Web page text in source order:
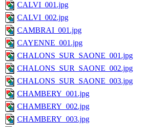
CALVI_001.jpg
CALVI_002.jpg
CAMBRAI_001.jpg
CAYENNE_001.jpg
CHALONS_SUR_SAONE_001.jpg
CHALONS_SUR_SAONE_002.jpg
CHALONS_SUR_SAONE_003.jpg
CHAMBERY_001.jpg
CHAMBERY_002.jpg
CHAMBERY_003.jpg